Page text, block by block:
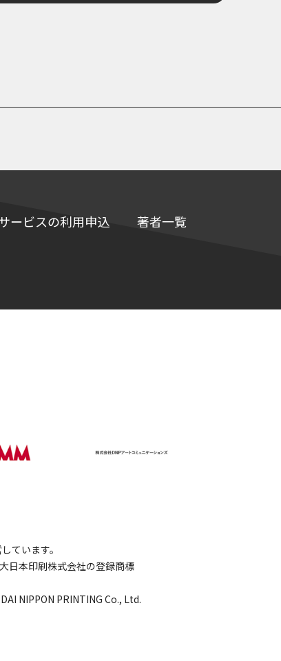
ービスの利用申込 著者一覧
ています。
日本印刷株式会社の登録商標
NIPPON PRINTING Co., Ltd.